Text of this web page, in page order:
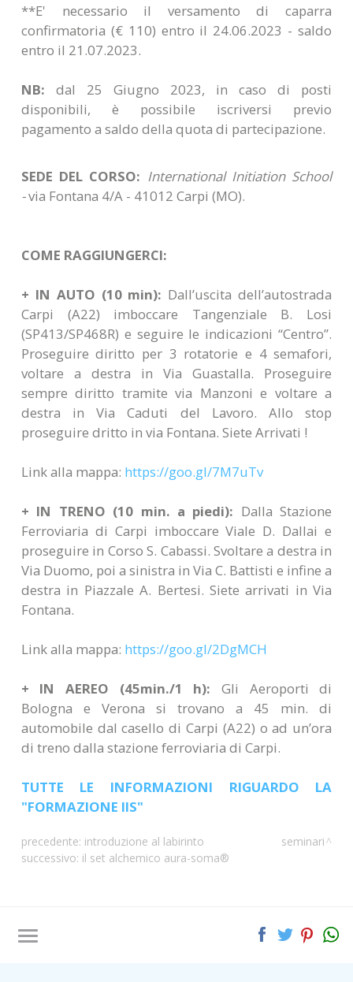
**E' necessario il versamento di caparra
confirmatoria (€ 110) entro il 24.06.2023 - saldo
entro il 21.07.2023.
NB: dal 25 Giugno 2023, in caso di posti
disponibili, è possibile iscriversi previo
pagamento a saldo della quota di partecipazione.
SEDE DEL CORSO: International Initiation School
-via Fontana 4/A - 41012 Carpi (MO).
COME RAGGIUNGERCI:
+ IN AUTO (10 min): Dall’uscita dell’autostrada
Carpi (A22) imboccare Tangenziale B. Losi
(SP413/SP468R) e seguire le indicazioni “Centro”.
Proseguire diritto per 3 rotatorie e 4 semafori,
voltare a destra in Via Guastalla. Proseguire
sempre diritto tramite via Manzoni e voltare a
destra in Via Caduti del Lavoro. Allo stop
proseguire dritto in via Fontana. Siete Arrivati !
Link alla mappa: https://goo.gl/7M7uTv
+ IN TRENO (10 min. a piedi): Dalla Stazione
Ferroviaria di Carpi imboccare Viale D. Dallai e
proseguire in Corso S. Cabassi. Svoltare a destra in
Via Duomo, poi a sinistra in Via C. Battisti e infine a
destra in Piazzale A. Bertesi. Siete arrivati in Via
Fontana.
Link alla mappa: https://goo.gl/2DgMCH
+ IN AEREO (45min./1 h): Gli Aeroporti di
Bologna e Verona si trovano a 45 min. di
automobile dal casello di Carpi (A22) o ad un’ora
di treno dalla stazione ferroviaria di Carpi.
TUTTE LE INFORMAZIONI RIGUARDO LA
"FORMAZIONE IIS"
precedente: introduzione al labirinto
successivo: il set alchemico aura-soma®
seminari